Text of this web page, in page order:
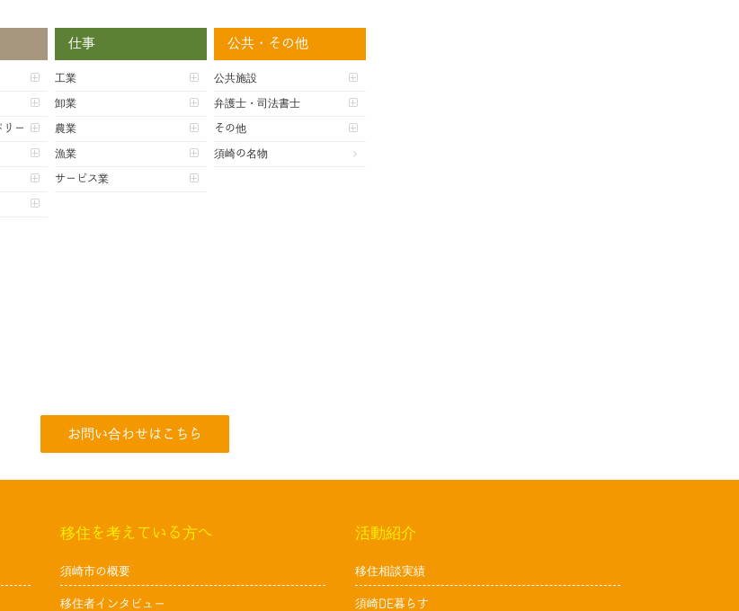
リー
仕事
工業
卸業
農業
漁業
サービス業
公共・その他
公共施設
弁護士・司法書士
その他
須崎の名物
お問い合わせはこちら
移住を考えている方へ
須崎市の概要
移住者インタビュー
活動紹介
移住相談実績
須崎DE暮らす